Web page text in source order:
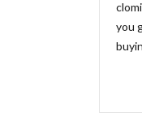
you